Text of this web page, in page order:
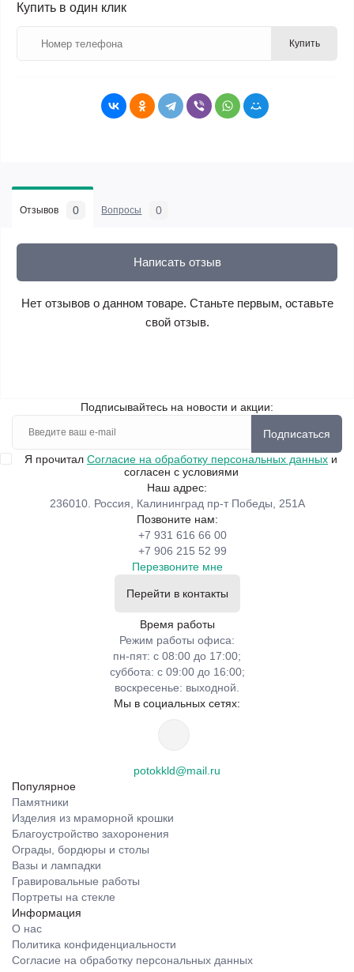
Купить в один клик
Купить
Отзывов 0 Вопросы 0
Написать отзыв
Нет отзывов о данном товаре. Станьте первым, оставьте
свой отзыв.
Подписывайтесь на новости и акции:
Подписаться
Я прочитал Согласие на обработку персональных данных и
согласен с условиями
Наш адрес:
236010. Россия, Калининград пр-т Победы, 251А
Позвоните нам:
+7 931 616 66 00
+7 906 215 52 99
Перезвоните мне
Перейти в контакты
Время работы
Режим работы офиса:
пн-пят: с 08:00 до 17:00;
суббота: с 09:00 до 16:00;
воскресенье: выходной.
Мы в социальных сетях:
potokkld@mail.ru
Популярное
Памятники
Изделия из мраморной крошки
Благоустройство захоронения
Ограды, бордюры и столы
Вазы и лампадки
Гравировальные работы
Портреты на стекле
Информация
О нас
Политика конфиденциальности
Согласие на обработку персональных данных